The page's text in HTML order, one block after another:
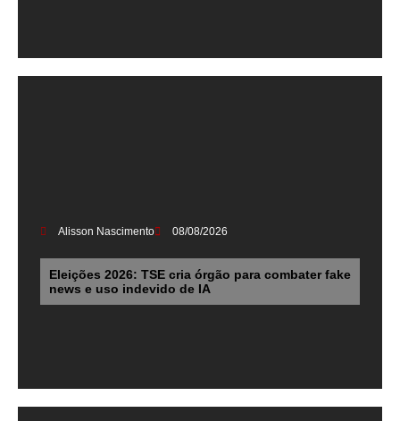
Alisson Nascimento 08/08/2026
Eleições 2026: TSE cria órgão para combater fake
news e uso indevido de IA